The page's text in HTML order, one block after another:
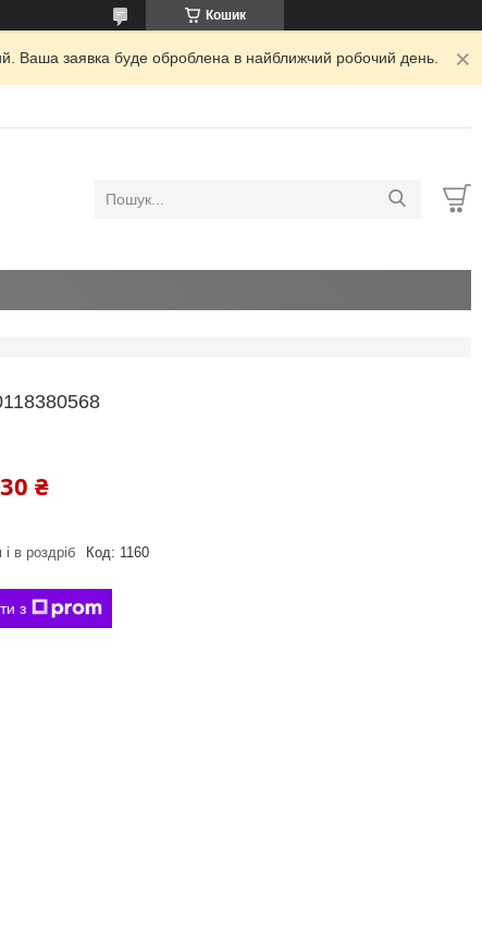
Кошик
Ваша заявка буде оброблена в найближчий робочий день.
₴
в роздріб Код: 1160
з